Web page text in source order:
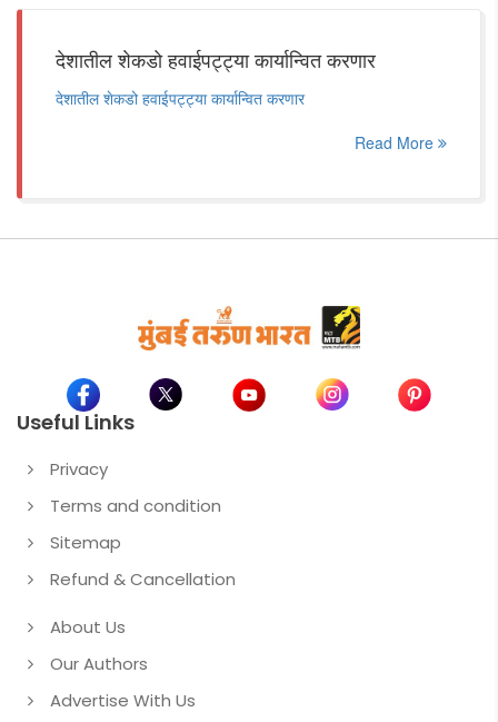
देशातील शेकडो हवाईपट्ट्या कार्यान्वित करणार
देशातील शेकडो हवाईपट्ट्या कार्यान्वित करणार
Read More
Useful Links
Privacy
Terms and condition
Sitemap
Refund & Cancellation
About Us
Our Authors
Advertise With Us